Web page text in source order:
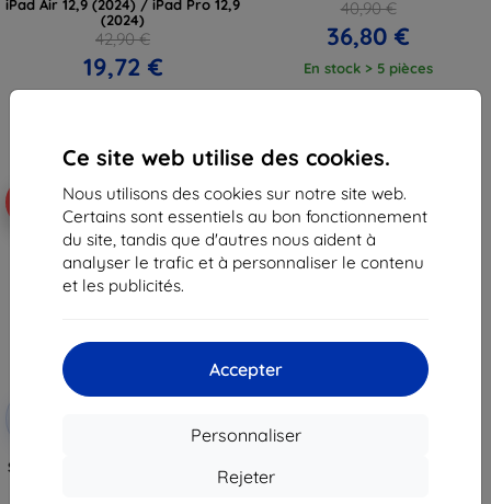
Ce site web utilise des cookies.
Nous utilisons des cookies sur notre site web.
Certains sont essentiels au bon fonctionnement
du site, tandis que d'autres nous aident à
analyser le trafic et à personnaliser le contenu
et les publicités.
Accepter
Personnaliser
Rejeter
iPad Air 12,9 (2024) / iPad Pro 12,9
(2024)
42,90 €
19,72 €
40,90 €
36,80 €
En stock > 5 pièces
Réduction
Spigen Paper Touch EZ Fit 1 pièce
- iPad Air 12.9" 2024 (AGL07804)